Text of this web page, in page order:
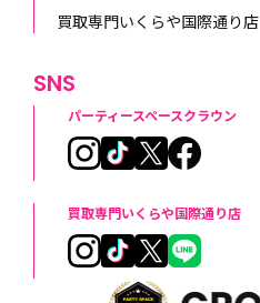
買取専門いくらや国際通り店
SNS
パーティースペースクラウン
買取専門いくらや国際通り店